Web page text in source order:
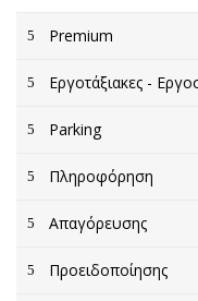
Premium
Εργοτάξιακες -
Parking
Πληροφόρηση
Απαγόρευσης
Προειδοποίησης